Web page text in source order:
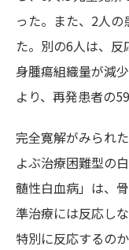
った。また、2人
た。別の6人は、
身腫瘍組織量が減
より、再発患者の
完全寛解がみられ
よぶ治療困難型の
髄性白血病」は、
準治療には反応し
特別に反応するの